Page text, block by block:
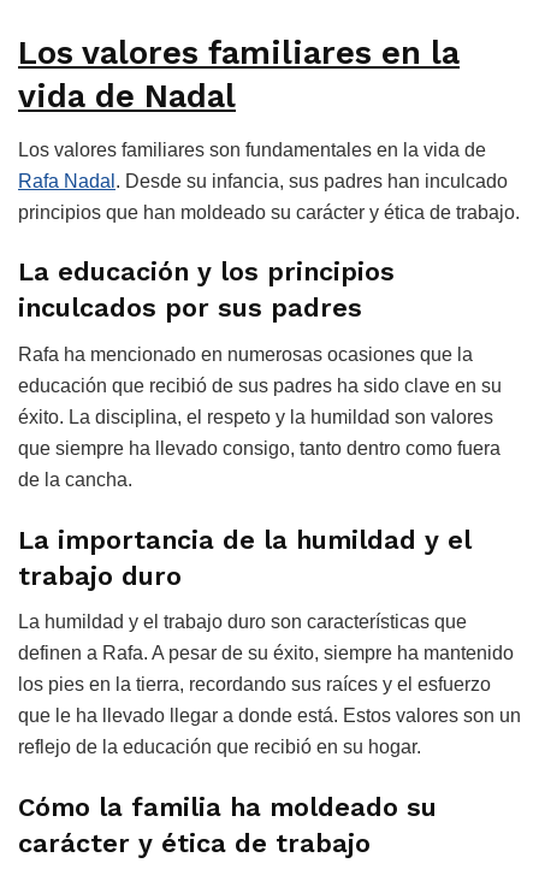
Los valores familiares en la
vida de Nadal
Los valores familiares son fundamentales en la vida de
Rafa Nadal . Desde su infancia, sus padres han inculcado
principios que han moldeado su carácter y ética de trabajo.
La educación y los principios
inculcados por sus padres
Rafa ha mencionado en numerosas ocasiones que la
educación que recibió de sus padres ha sido clave en su
éxito. La disciplina, el respeto y la humildad son valores
que siempre ha llevado consigo, tanto dentro como fuera
de la cancha.
La importancia de la humildad y el
trabajo duro
La humildad y el trabajo duro son características que
definen a Rafa. A pesar de su éxito, siempre ha mantenido
los pies en la tierra, recordando sus raíces y el esfuerzo
que le ha llevado llegar a donde está. Estos valores son un
reflejo de la educación que recibió en su hogar.
Cómo la familia ha moldeado su
carácter y ética de trabajo